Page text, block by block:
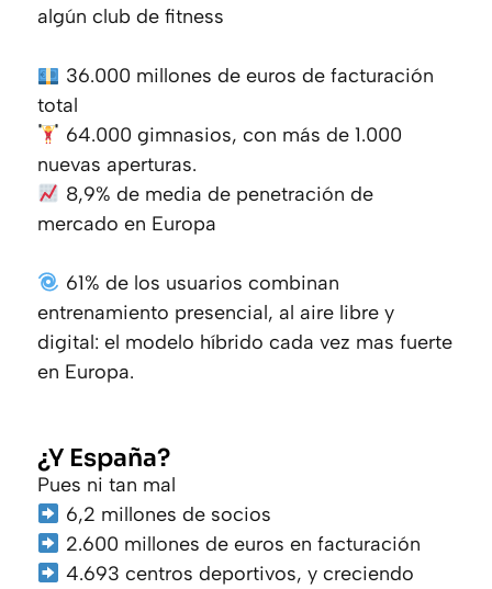
algún club de fitness
36.000 millones de euros de facturación
total
64.000 gimnasios, con más de 1.000
nuevas aperturas.
8,9% de media de penetración de
mercado en Europa
61% de los usuarios combinan
entrenamiento presencial, al aire libre y
digital: el modelo híbrido cada vez mas fuerte
en Europa.
¿Y España?
Pues ni tan mal
6,2 millones de socios
2.600 millones de euros en facturación
4.693 centros deportivos, y creciendo